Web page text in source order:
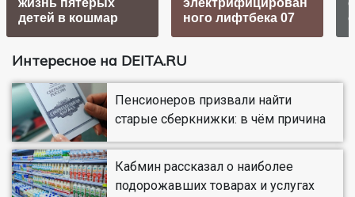
детей в кошмар
ного лифтбека 07
Интересное на DEITA.RU
Пенсионеров призвали найти
старые сберкнижки: в чём причина
Кабмин рассказал о наиболее
подорожавших товарах и услугах